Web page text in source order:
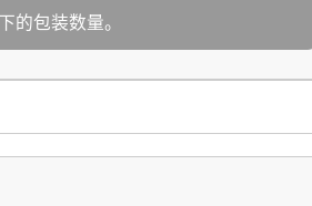
的包装数量。